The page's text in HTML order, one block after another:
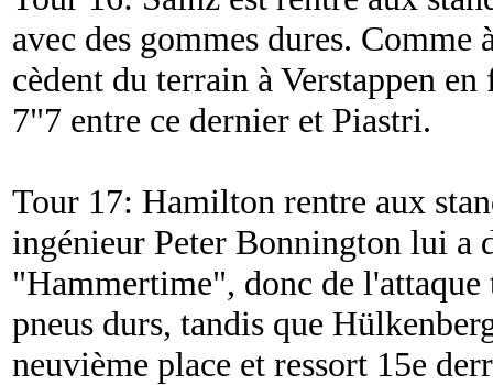
avec des gommes dures.
cèdent du terrain à Verstappen
7"7 entre ce dernier et Piastri.
Tour 17: Hamilton rentre aux
ingénieur Peter Bonnington lui a
"Hammertime", donc de
pneus durs, tandis que
neuvième place et ressort 15e